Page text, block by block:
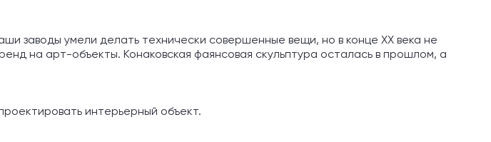
заводы умели делать технически совершенные вещи, но в конце XX века не
на арт-объекты. Конаковская фаянсовая скульптура осталась в прошлом, а
интерьерный объект.